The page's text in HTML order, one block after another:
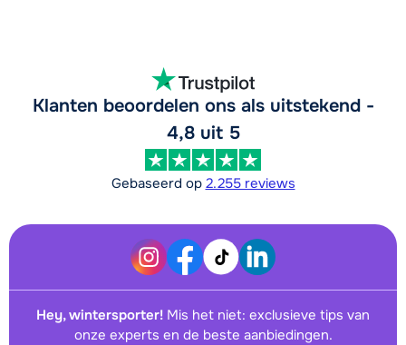
Klanten beoordelen ons als uitstekend -
4,8 uit 5
Gebaseerd op 2.255 reviews
Hey, wintersporter! Mis het niet: exclusieve tips van
onze experts en de beste aanbiedingen.